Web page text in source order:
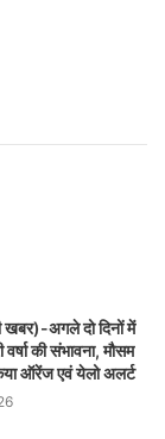
खबर)-अगले दो दिनों में
वर्षा की संभावना, मौसम
ऑरेंज एवं येलो अलर्ट